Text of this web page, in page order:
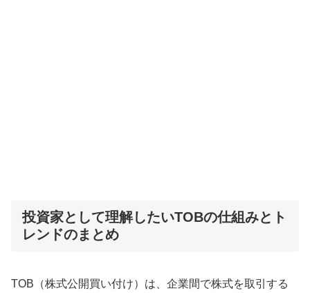
投資家として理解したいTOBの仕組みとト
レンドのまとめ
TOB（株式公開買い付け）は、企業間で株式を取引する